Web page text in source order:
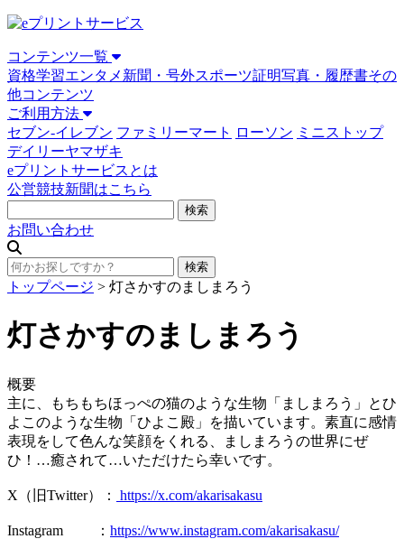
コンテンツ一覧
資格学習エンタメ 新聞・号外スポーツ証明写真・履歴書その
他コンテンツ
ご利用方法
セブン-イレブン ファミリーマート ローソン ミニストップ
デイリーヤマザキ
eプリントサービスとは
公営競技新聞はこちら
お問い合わせ
トップページ > 灯さかすのましまろう
灯さかすのましまろう
概要
主に、もちもちほっぺの猫のような生物「ましまろう」とひ
よこのような生物「ひよこ殿」を描いています。素直に感情
表現をして色んな笑顔をくれる、ましまろうの世界にぜ
ひ！…癒されて…いただけたら幸いです。
X（旧Twitter）： https://x.com/akarisakasu
Instagram ： https://www.instagram.com/akarisakasu/